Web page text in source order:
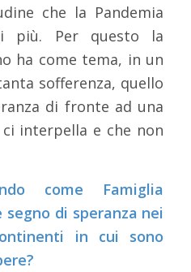
che la Pandemia
più. Per questo la
ha come tema, in un
sofferenza, quello
di fronte ad una
interpella e che non
come Famiglia
segno di speranza nei
in cui sono